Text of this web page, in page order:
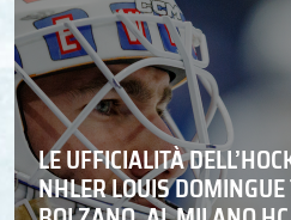
LE UFFICIALITÀ
NHLER LOUIS